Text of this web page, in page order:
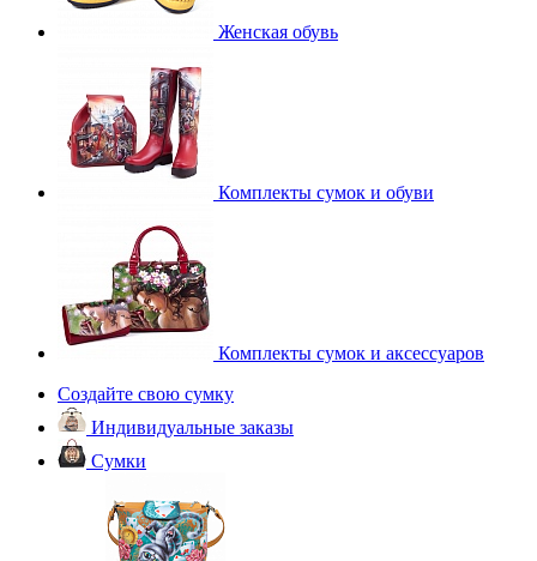
Женская обувь
Комплекты сумок и обуви
Комплекты сумок и аксессуаров
Создайте свою сумку
Индивидуальные заказы
Сумки